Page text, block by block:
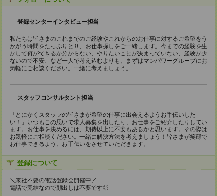
登録センターインタビュー担当
私たちは皆さまのこれまでのご経験やこれからのお仕事に対するご希望をう
かがう時間をたっぷりとり、お仕事探しをご一緒します。今までの経験を生
かして何ができるか分からない、やりたいことが決まっていない、経験が少
ないので不安、など一人で考え込むよりも、まずはマンパワーグループにお
気軽にご相談ください。一緒に考えましょう。
スタッフコンサルタント担当
「とにかくスタッフの皆さまが希望の仕事に出会えるようお手伝いした
い！」いつもこの思いで求人募集を出したり、お仕事をご紹介したりしてい
ます。お仕事を決めるには、期待以上に不安もあるかと思います。その際は
お気軽にご相談ください。一緒に解決方法を考えましょう！皆さまが笑顔で
お仕事できるよう、お手伝いをさせていただきます。
登録について
＼来社不要の電話登録会開催中／
電話で完結なので顔出しは不要です◎